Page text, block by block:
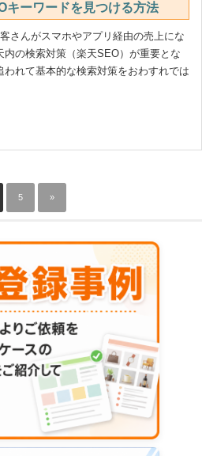
キーワードを見つける方法
さんがスマホやアプリ経由の売上にな
内の検索対策（楽天SEO）が重要とな
われて基本的な検索対策をおわすれでは
5 »